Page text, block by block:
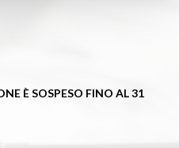
È SOSPESO FINO AL 31